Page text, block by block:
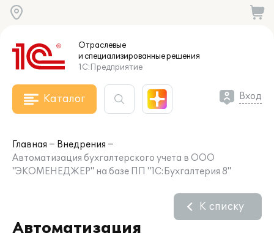
Отраслевые
и специализированныерешения
1С:Предприятие
Каталог Вход
Главная
Внедрения
Автоматизация бухгалтерского учета в ООО
"ЭКОМЕНЕДЖЕР" на базе ПП "1С:Бухгалтерия 8"
Автоматизация
К списку